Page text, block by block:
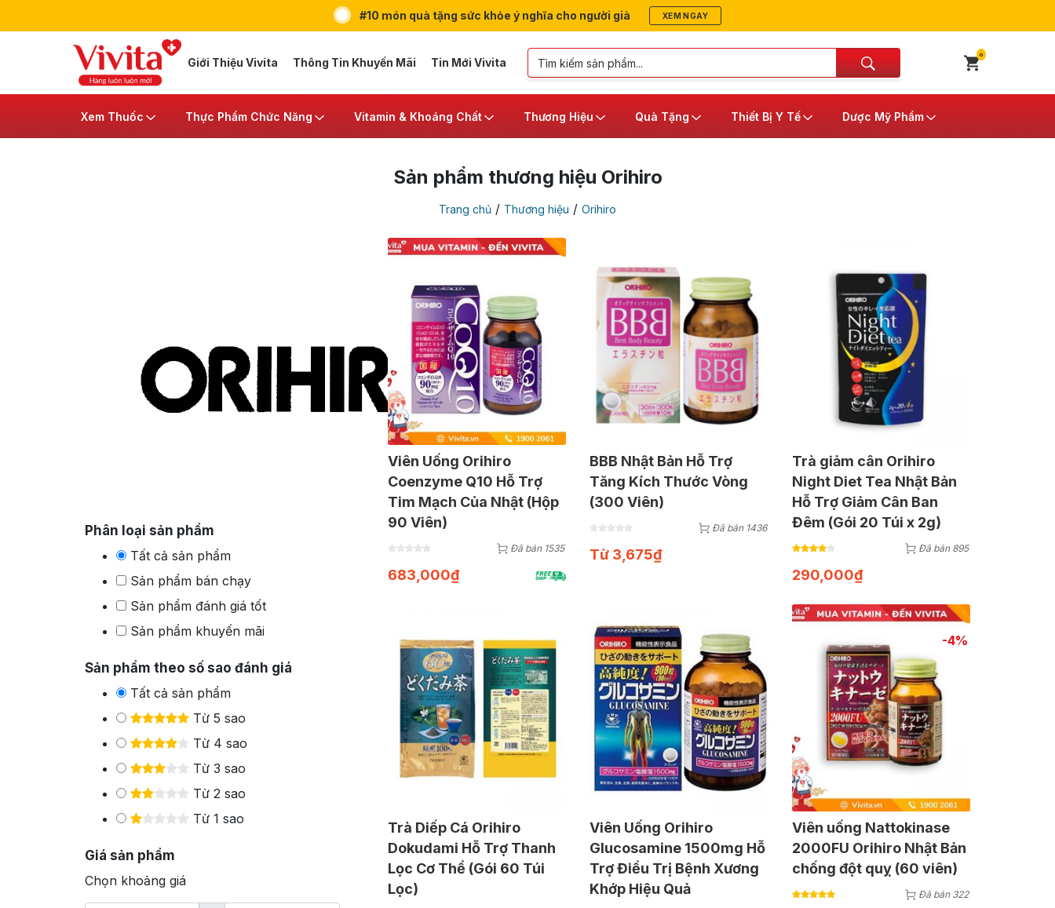
#10 món quà tặng sức khỏe ý nghĩa cho người già XEM NGAY
Giới Thiệu Vivita Thông Tin Khuyến Mãi Tin Mới Vivita
0
Xem Thuốc Thực Phẩm Chức Năng Vitamin & Khoáng Chất Thương Hiệu Quà Tặng Thiết Bị Y Tế Dược Mỹ Phẩm
Sản phẩm thương hiệu Orihiro
Trang chủ / Thương hiệu / Orihiro
Phân loại sản phẩm
Tất cả sản phẩm
Sản phẩm bán chạy
Sản phẩm đánh giá tốt
Sản phẩm khuyến mãi
Sản phẩm theo số sao đánh giá
Tất cả sản phẩm
Từ 5 sao
Từ 4 sao
Từ 3 sao
Từ 2 sao
Từ 1 sao
Giá sản phẩm
Chọn khoảng giá
Viên Uống Orihiro
Coenzyme Q10 Hỗ Trợ
Tim Mạch Của Nhật (Hộp
90 Viên)
Đã bán 1535
683,000₫
BBB Nhật Bản Hỗ Trợ
Tăng Kích Thước Vòng
(300 Viên)
Đã bán 1436
Từ 3,675₫
Trà giảm cân Orihiro
Night Diet Tea Nhật Bản
Hỗ Trợ Giảm Cân Ban
Đêm (Gói 20 Túi x 2g)
Đã bán 895
290,000₫
Trà Diếp Cá Orihiro
Dokudami Hỗ Trợ Thanh
Lọc Cơ Thể (Gói 60 Túi
Lọc)
Viên Uống Orihiro
Glucosamine 1500mg Hỗ
Trợ Điều Trị Bệnh Xương
Khớp Hiệu Quả
-4%
Viên uống Nattokinase
2000FU Orihiro Nhật Bản
chống đột quỵ (60 viên)
Đã bán 322